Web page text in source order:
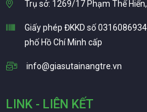
Trụ sở: 1269/17 Phạm Thế
Giấy phép ĐKKD số
phố Hồ Chí Minh cấp
info@giasutainangtre.vn
LINK - LIÊN KẾT